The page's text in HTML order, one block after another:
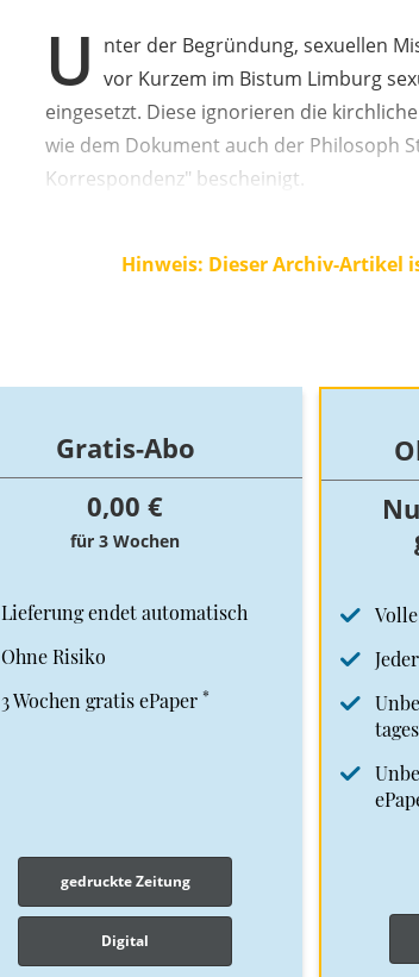
U nter der Begründung, sexuellen
vor Kurzem im Bistum Limburg
eingesetzt. Diese ignorieren die
wie dem Dokument auch der Philosoph
Korrespondenz" bescheinigt.
Hinweis: Dieser Archiv-Artikel
Gratis-Abo
0,00 €
für 3 Wochen
Lieferung endet automatisch
Ohne Risiko
3 Wochen gratis ePaper *
gedruckte Zeitung
Digital